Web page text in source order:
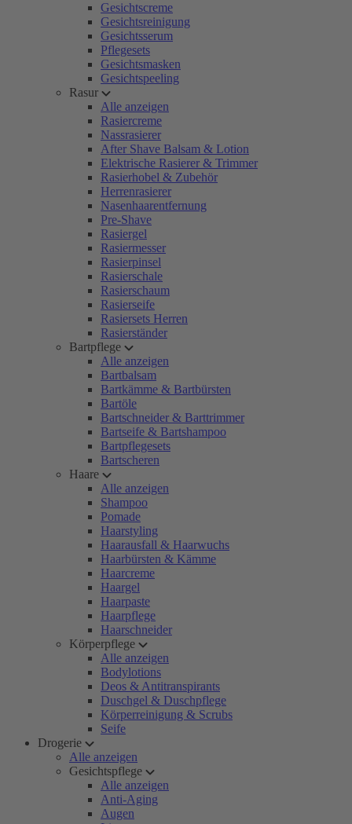
Gesichtscreme
Gesichtsreinigung
Gesichtsserum
Pflegesets
Gesichtsmasken
Gesichtspeeling
Rasur
Alle anzeigen
Rasiercreme
Nassrasierer
After Shave Balsam & Lotion
Elektrische Rasierer & Trimmer
Rasierhobel & Zubehör
Herrenrasierer
Nasenhaarentfernung
Pre-Shave
Rasiergel
Rasiermesser
Rasierpinsel
Rasierschale
Rasierschaum
Rasierseife
Rasiersets Herren
Rasierständer
Bartpflege
Alle anzeigen
Bartbalsam
Bartkämme & Bartbürsten
Bartöle
Bartschneider & Barttrimmer
Bartseife & Bartshampoo
Bartpflegesets
Bartscheren
Haare
Alle anzeigen
Shampoo
Pomade
Haarstyling
Haarausfall & Haarwuchs
Haarbürsten & Kämme
Haarcreme
Haargel
Haarpaste
Haarpflege
Haarschneider
Körperpflege
Alle anzeigen
Bodylotions
Deos & Antitranspirants
Duschgel & Duschpflege
Körperreinigung & Scrubs
Seife
Drogerie
Alle anzeigen
Gesichtspflege
Alle anzeigen
Anti-Aging
Augen